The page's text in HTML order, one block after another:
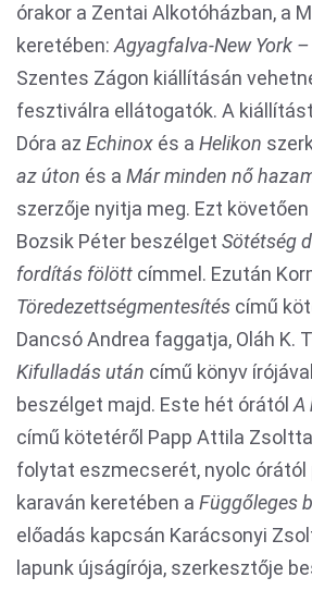
órakor a Zentai Alkotóházban, a
keretében: Agyagfalva-New York –
Szentes Zágon kiállításán
fesztiválra ellátogatók. A
Dóra az Echinox és a Helikon
az úton és a Már minden nő
szerzője nyitja meg. Ezt
Bozsik Péter beszélget Sötétség
fordítás fölött címmel. Ezután
Töredezettségmentesítés című
Dancsó Andrea faggatja, Oláh K.
Kifulladás után című könyv
beszélget majd. Este hét órától A
című kötetéről Papp Attila
folytat eszmecserét, nyolc órától
karaván keretében a Függőleges
előadás kapcsán Karácsonyi
lapunk újságírója, szerkesztője